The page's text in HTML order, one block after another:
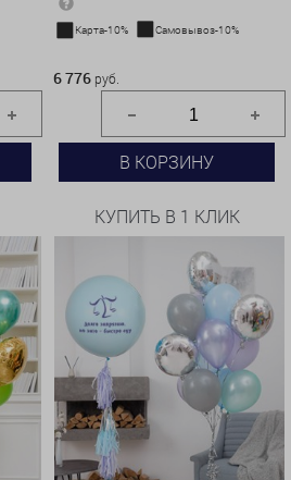
Карта-10% Самовывоз-10%
6 776 руб.
В КОРЗИНУ
КУПИТЬ В 1 КЛИК